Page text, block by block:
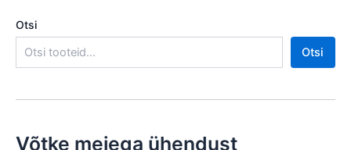
Otsi
Otsi
Võtke meiega ühendust